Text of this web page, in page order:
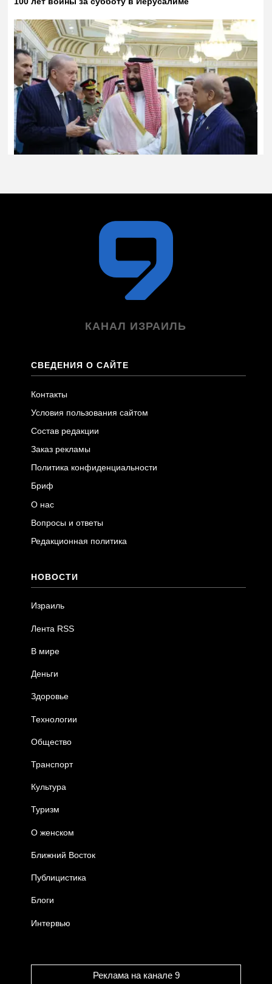
КАНАЛ ИЗРАИЛЬ
СВЕДЕНИЯ О САЙТЕ
Контакты
Условия пользования сайтом
Состав редакции
Заказ рекламы
Политика конфиденциальности
Бриф
О нас
Вопросы и ответы
Редакционная политика
НОВОСТИ
Израиль
Лента RSS
В мире
Деньги
Здоровье
Технологии
Общество
Транспорт
Культура
Туризм
О женском
Ближний Восток
Публицистика
Блоги
Интервью
Реклама на канале 9